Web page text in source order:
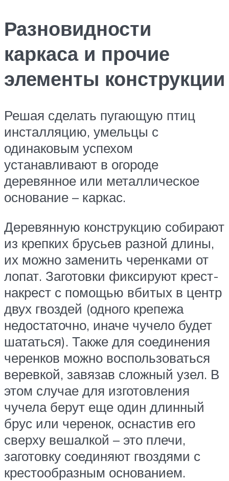
Разновидности
каркаса и прочие
элементы конструкции
Решая сделать пугающую птиц
инсталляцию, умельцы с
одинаковым успехом
устанавливают в огороде
деревянное или металлическое
основание – каркас.
Деревянную конструкцию собирают
из крепких брусьев разной длины,
их можно заменить черенками от
лопат. Заготовки фиксируют крест-
накрест с помощью вбитых в центр
двух гвоздей (одного крепежа
недостаточно, иначе чучело будет
шататься). Также для соединения
черенков можно воспользоваться
веревкой, завязав сложный узел. В
этом случае для изготовления
чучела берут еще один длинный
брус или черенок, оснастив его
сверху вешалкой – это плечи,
заготовку соединяют гвоздями с
крестообразным основанием.